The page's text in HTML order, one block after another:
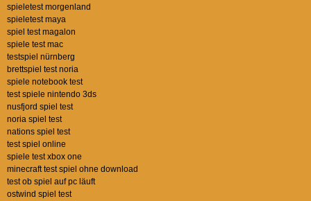
spieletest morgenland
spieletest maya
spiel test magalon
spiele test mac
testspiel nürnberg
brettspiel test noria
spiele notebook test
test spiele nintendo 3ds
nusfjord spiel test
noria spiel test
nations spiel test
test spiel online
spiele test xbox one
minecraft test spiel ohne download
test ob spiel auf pc läuft
ostwind spiel test